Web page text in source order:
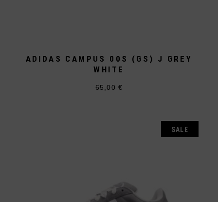
ADIDAS CAMPUS 00S (GS) J GREY
WHITE
65,00 €
Dieses
gewählt
werden
SALE